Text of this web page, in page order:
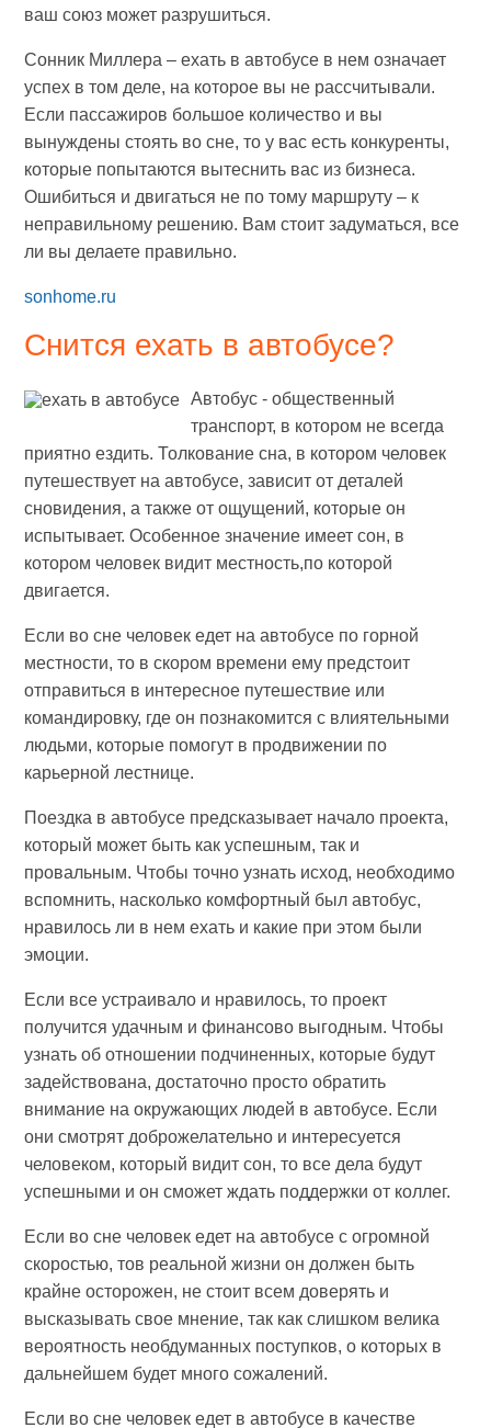
ваш союз может разрушиться.
Сонник Миллера – ехать в автобусе в нем означает
успех в том деле, на которое вы не рассчитывали.
Если пассажиров большое количество и вы
вынуждены стоять во сне, то у вас есть конкуренты,
которые попытаются вытеснить вас из бизнеса.
Ошибиться и двигаться не по тому маршруту – к
неправильному решению. Вам стоит задуматься, все
ли вы делаете правильно.
sonhome.ru
Снится ехать в автобусе?
Автобус - общественный
транспорт, в котором не всегда
приятно ездить. Толкование сна, в котором человек
путешествует на автобусе, зависит от деталей
сновидения, а также от ощущений, которые он
испытывает. Особенное значение имеет сон, в
котором человек видит местность,по которой
двигается.
Если во сне человек едет на автобусе по горной
местности, то в скором времени ему предстоит
отправиться в интересное путешествие или
командировку, где он познакомится с влиятельными
людьми, которые помогут в продвижении по
карьерной лестнице.
Поездка в автобусе предсказывает начало проекта,
который может быть как успешным, так и
провальным. Чтобы точно узнать исход, необходимо
вспомнить, насколько комфортный был автобус,
нравилось ли в нем ехать и какие при этом были
эмоции.
Если все устраивало и нравилось, то проект
получится удачным и финансово выгодным. Чтобы
узнать об отношении подчиненных, которые будут
задействована, достаточно просто обратить
внимание на окружающих людей в автобусе. Если
они смотрят доброжелательно и интересуется
человеком, который видит сон, то все дела будут
успешными и он сможет ждать поддержки от коллег.
Если во сне человек едет на автобусе с огромной
скоростью, тов реальной жизни он должен быть
крайне осторожен, не стоит всем доверять и
высказывать свое мнение, так как слишком велика
вероятность необдуманных поступков, о которых в
дальнейшем будет много сожалений.
Если во сне человек едет в автобусе в качестве